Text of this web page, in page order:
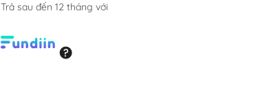
Trả sau đến 12 tháng với